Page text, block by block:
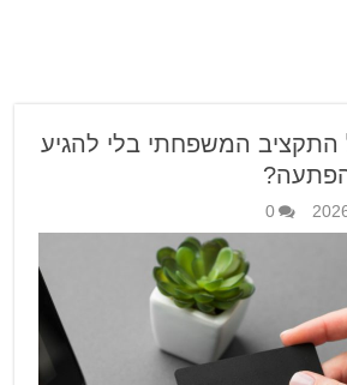
התקציב המשפחתי בלי להגיע
0